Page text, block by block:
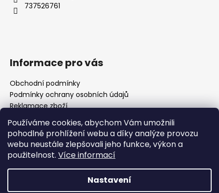
Používáme cookies, abychom Vám umožnili
pohodlné prohlížení webu a díky analýze provozu
webu neustále zlepšovali jeho funkce, výkon a
použitelnost. Více informací
Nastavení
737526761
Informace pro vás
Obchodní podmínky
Podmínky ochrany osobních údajů
Reklamace zboží
Jak reklamovat zboží
Jak pečovat o výrobky
Vytvořil Shoptet
. Všechna práva vyhrazena.